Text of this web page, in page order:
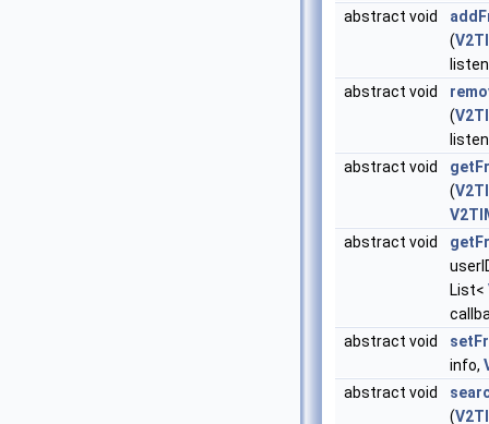
abstract void
(
abstract void
(
abstract void
(
abstract void
List<
abstract void
info,
abstract void
(